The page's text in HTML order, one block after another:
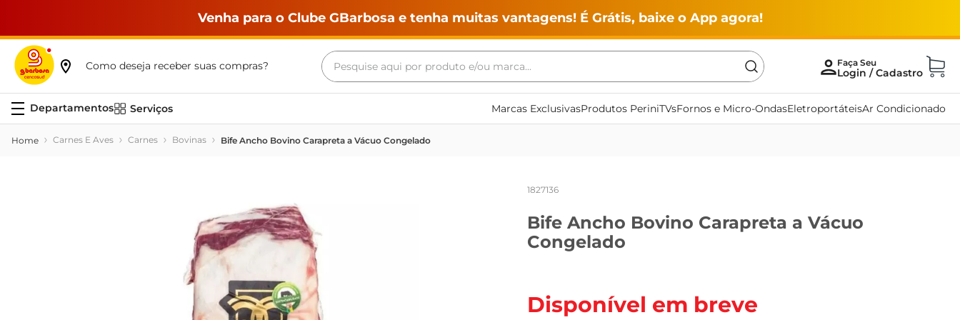
Venha para o Clube GBarbosa e tenha muitas vantagens! É Grátis, baixe o App agora!
Como deseja receber suas compras?
Pesquise aqui por produto e/ou marca...
Serviços Marcas ExclusivasProdutos PeriniTVsFornos e Micro-OndasEletroportáteisAr Condicionado
Carnes E Aves Carnes Bovinas Bife Ancho Bovino Carapreta a Vácuo Congelado
1827136
Bife Ancho Bovino Carapreta a Vácuo
Congelado
Disponível em breve
Termos mais buscados
maquina lavar